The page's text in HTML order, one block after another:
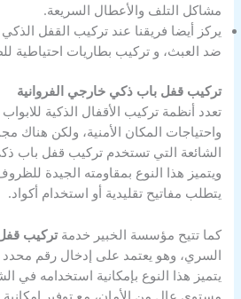
مشاكل التلف والأعطال السريعة.
يركز أيضا فريقنا عند تركيب القفل الذكي
ضد العبث، و تركيب بطاريات احتياطية
تركيب قفل باب ذكي خارجي الفروانية
تعدد أنظمة تركيب الأقفال الذكية
واحتياجات المكان الأمنية، ولكن هناك
الشائعة التي تستخدم تركيب قفل باب
ويتميز هذا النوع بمقاومته الجيدة
يتطلب مفاتيح تقليدية أو استخدام أكواد.
كما تتيح مؤسسة الخبير خدمةتركيب
السري، وهو يعتمد على إدخال رقم محدد
يتميز هذا النوع بإمكانية استخدامه في
مستوى عال من الأمان، مع توفير